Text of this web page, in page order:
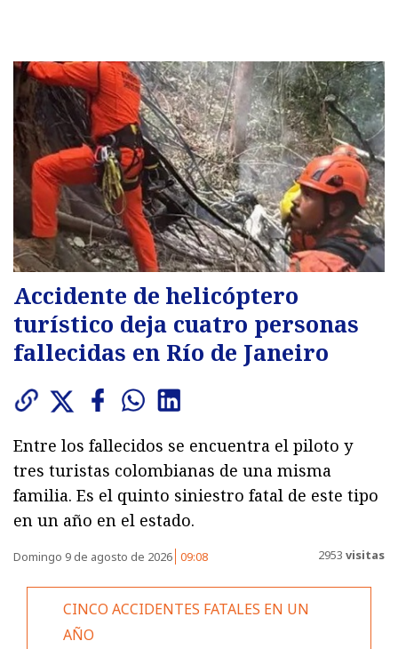
Accidente de helicóptero
turístico deja cuatro personas
fallecidas en Río de Janeiro
Entre los fallecidos se encuentra el piloto y
tres turistas colombianas de una misma
familia. Es el quinto siniestro fatal de este tipo
en un año en el estado.
Domingo 9 de agosto de 2026 09:08 2953 visitas
CINCO ACCIDENTES FATALES EN UN
AÑO